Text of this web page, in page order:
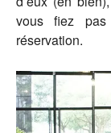
vous fiez
réservation.